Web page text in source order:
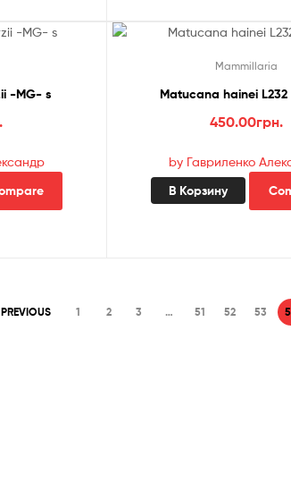
-MG- s
Mammillaria
Matucana hainei
450.00грн.
by Гавриленко
В Корзину
PREVIOUS 1 2 3 … 51 52 53